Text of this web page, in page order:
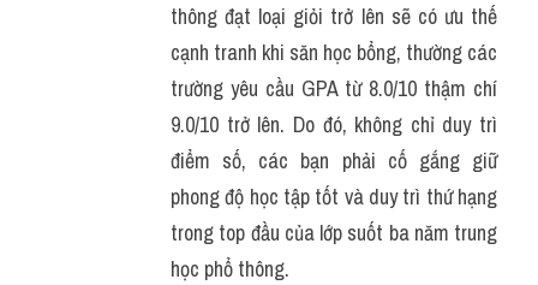
thông đạt loại giỏi trở lên sẽ có ưu thế
cạnh tranh khi săn học bổng, thường các
trường yêu cầu GPA từ 8.0/10 thậm chí
9.0/10 trở lên. Do đó, không chỉ duy trì
điểm số, các bạn phải cố gắng giữ
phong độ học tập tốt và duy trì thứ hạng
trong top đầu của lớp suốt ba năm trung
học phổ thông.